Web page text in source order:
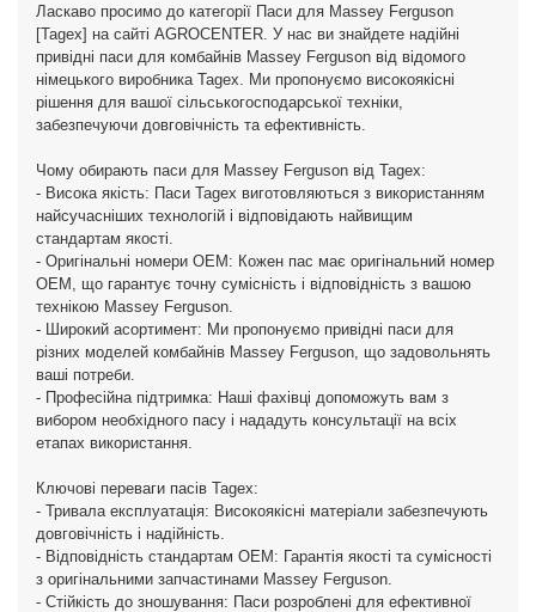
Ласкаво просимо до категорії Паси для Massey Ferguson
[Tagex] на сайті AGROCENTER. У нас ви знайдете надійні
привідні паси для комбайнів Massey Ferguson від відомого
німецького виробника Tagex. Ми пропонуємо високоякісні
рішення для вашої сільськогосподарської техніки,
забезпечуючи довговічність та ефективність.
Чому обирають паси для Massey Ferguson від Tagex:
- Висока якість: Паси Tagex виготовляються з використанням
найсучасніших технологій і відповідають найвищим
стандартам якості.
- Оригінальні номери OEM: Кожен пас має оригінальний номер
OEM, що гарантує точну сумісність і відповідність з вашою
технікою Massey Ferguson.
- Широкий асортимент: Ми пропонуємо привідні паси для
різних моделей комбайнів Massey Ferguson, що задовольнять
ваші потреби.
- Професійна підтримка: Наші фахівці допоможуть вам з
вибором необхідного пасу і нададуть консультації на всіх
етапах використання.
Ключові переваги пасів Tagex:
- Тривала експлуатація: Високоякісні матеріали забезпечують
довговічність і надійність.
- Відповідність стандартам OEM: Гарантія якості та сумісності
з оригінальними запчастинами Massey Ferguson.
- Стійкість до зношування: Паси розроблені для ефективної